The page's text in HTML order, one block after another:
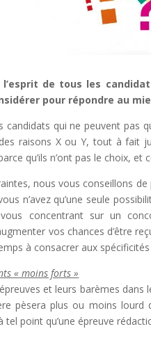
l’esprit de tous les
pour répondre au
candidats qui ne peuvent pas
raisons X ou Y, tout à fait
qu’ils n’ont pas le choix, et
nous vous conseillons
n’avez qu’une seule
concentrant sur un
vos chances d’être
à consacrer aux
« moins forts »
et leurs barèmes
pèsera plus ou moins lourd
point qu’une épreuve